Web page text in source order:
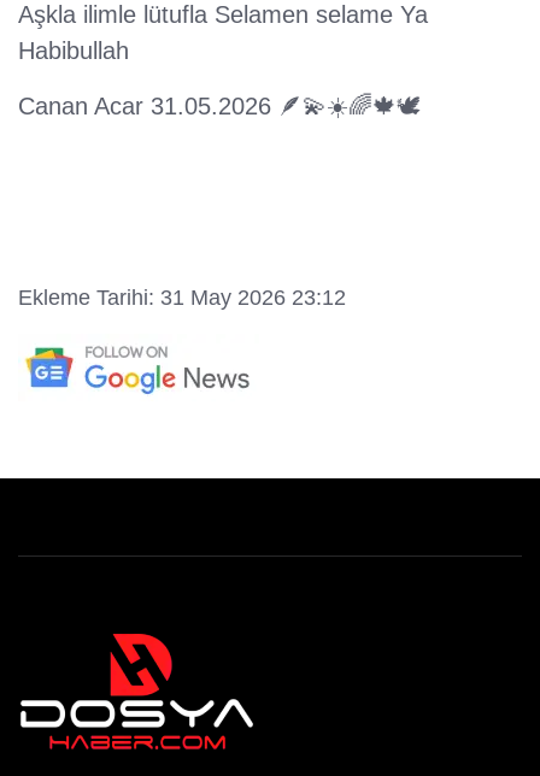
Aşkla ilimle lütufla Selamen selame Ya
Habibullah
Canan Acar 31.05.2026 🪶💫☀️🌈🍁🕊
Ekleme Tarihi: 31 May 2026 23:12